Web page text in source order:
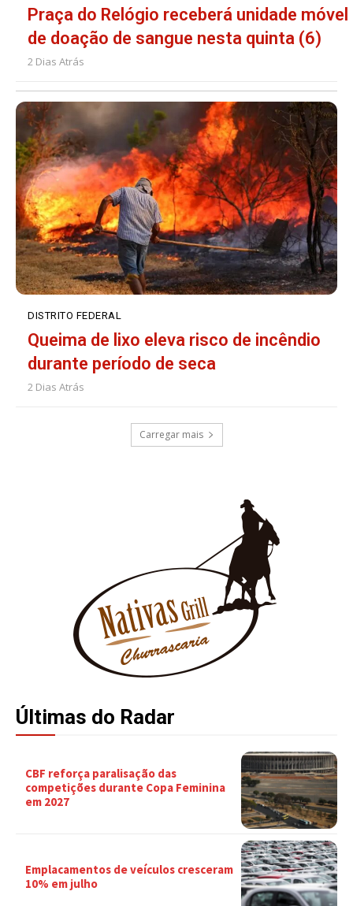
Praça do Relógio receberá unidade móvel
de doação de sangue nesta quinta (6)
2 Dias Atrás
DISTRITO FEDERAL
Queima de lixo eleva risco de incêndio
durante período de seca
2 Dias Atrás
Carregar mais
Últimas do Radar
CBF reforça paralisação das
competições durante Copa Feminina
em 2027
Emplacamentos de veículos cresceram
10% em julho